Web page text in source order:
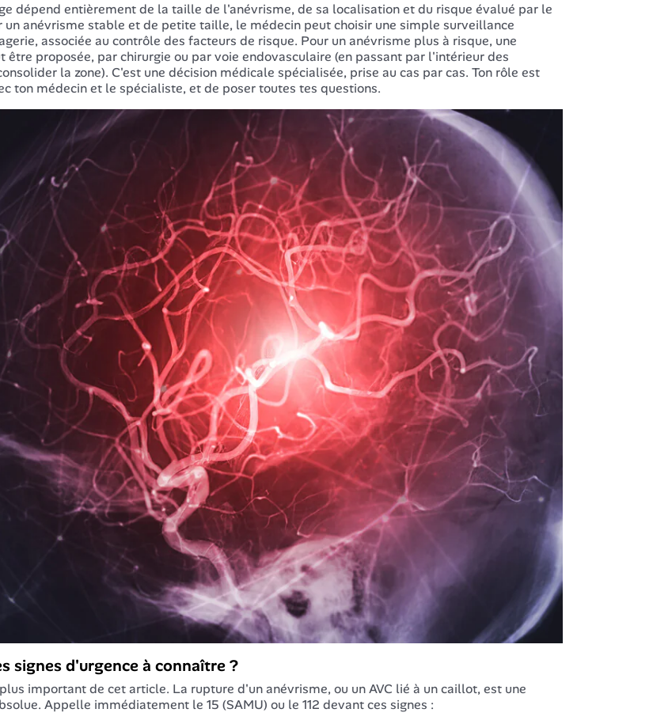
dépend entièrement de la taille de l'anévrisme, de sa localisation et du risque évalué par le
un anévrisme stable et de petite taille, le médecin peut choisir une simple surveillance
associée au contrôle des facteurs de risque. Pour un anévrisme plus à risque, une
être proposée, par chirurgie ou par voie endovasculaire (en passant par l'intérieur des
la zone). C'est une décision médicale spécialisée, prise au cas par cas. Ton rôle est
ton médecin et le spécialiste, et de poser toutes tes questions.
signes d'urgence à connaître ?
important de cet article. La rupture d'un anévrisme, ou un AVC lié à un caillot, est une
Appelle immédiatement le 15 (SAMU) ou le 112 devant ces signes :